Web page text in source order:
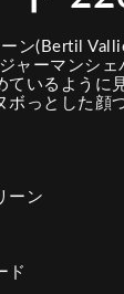
ン(Bertil
ャーマンシェ
ているように
ボっとした顔
ーン
ド